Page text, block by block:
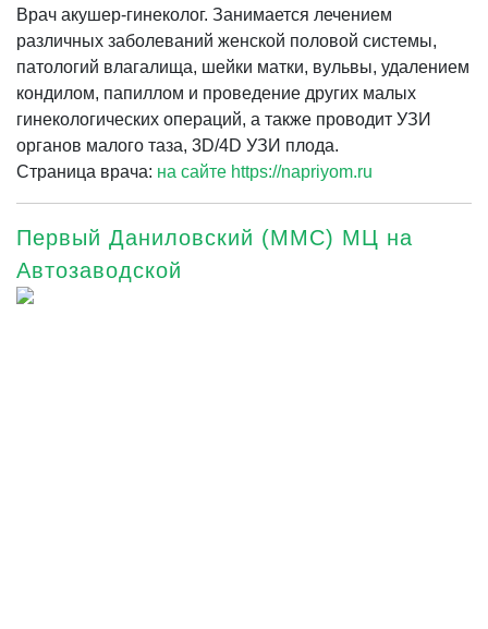
Врач акушер-гинеколог. Занимается лечением
различных заболеваний женской половой системы,
патологий влагалища, шейки матки, вульвы, удалением
кондилом, папиллом и проведение других малых
гинекологических операций, а также проводит УЗИ
органов малого таза, 3D/4D УЗИ плода.
Страница врача: на сайте https://napriyom.ru
Первый Даниловский (ММС) МЦ на
Автозаводской